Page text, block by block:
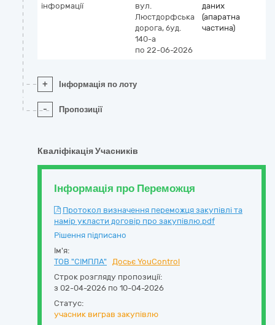
інформації
вул.
Люстдорфська
дорога, буд.
140-а
по 22-06-2026
даних
(апаратна
частина)
+ Інформація по лоту
- Пропозиції
Кваліфікація Учасників
Інформація про Переможця
Протокол визначення переможця закупівлі та
намір укласти договір про закупівлю.pdf
Рішення підписано
Ім'я:
ТОВ "СІМПЛА"
Досьє YouControl
Строк розгляду пропозиції:
з 02-04-2026 по 10-04-2026
Статус:
учасник виграв закупівлю